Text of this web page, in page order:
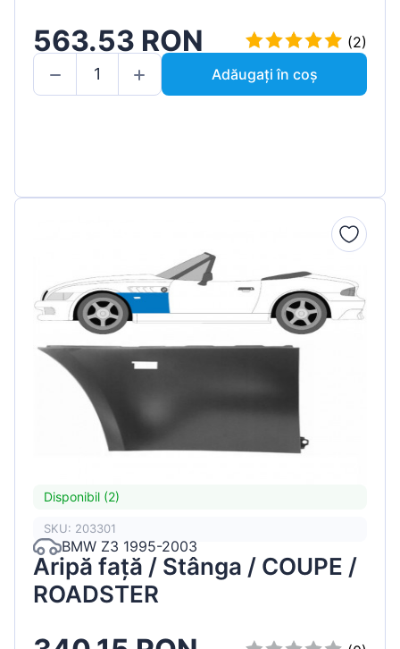
563.53 RON
(2)
Adăugați în coș
Disponibil (2)
SKU: 203301
BMW Z3 1995-2003
Aripă față / Stânga / COUPE /
ROADSTER